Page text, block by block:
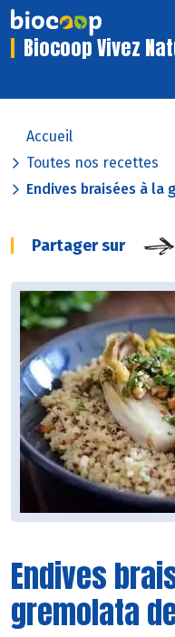
Biocoop Vivez
Accueil
Toutes nos recettes
Endives braisées à la
Partager sur
Endives
gremolata